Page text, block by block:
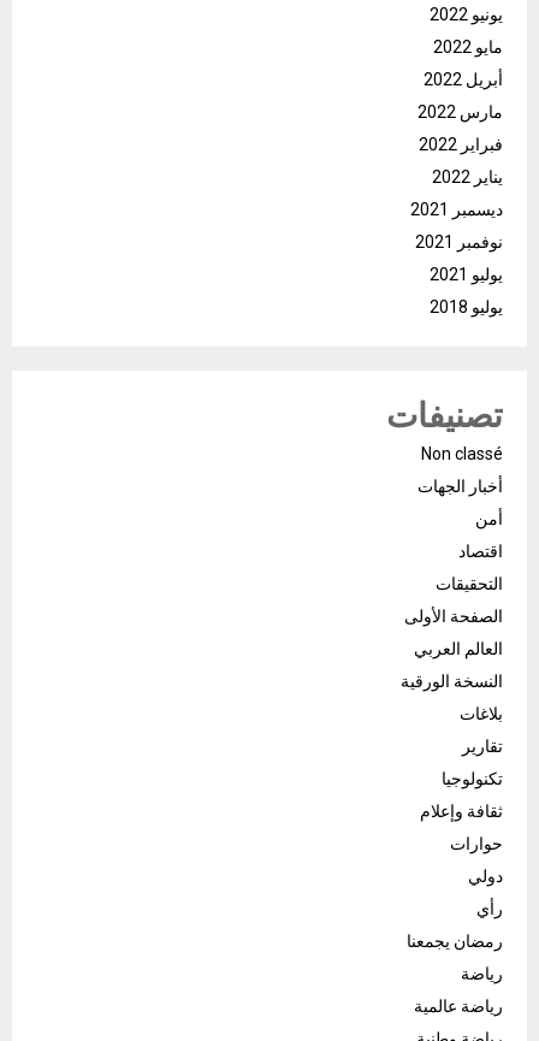
يونيو 2022
مايو 2022
أبريل 2022
مارس 2022
فبراير 2022
يناير 2022
ديسمبر 2021
نوفمبر 2021
يوليو 2021
يوليو 2018
تصنيفات
Non classé
أخبار الجهات
أمن
اقتصاد
التحقيقات
الصفحة الأولى
العالم العربي
النسخة الورقية
بلاغات
تقارير
تكنولوجيا
ثقافة وإعلام
حوارات
دولي
رأي
رمضان يجمعنا
رياضة
رياضة عالمية